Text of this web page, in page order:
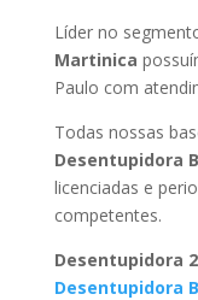
Líder no
Martinica
Paulo com
Todas nossas
Desentupidora
licenciadas e
competentes.
Desentupidora
Desentupidora